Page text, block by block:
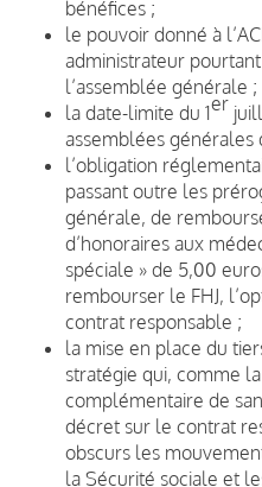
bénéfices ;
le pouvoir donné à
administrateur
l’assemblée générale ;
la date-limite du 1er
assemblées générales
l’obligation
passant outre les
générale, de
d’honoraires aux
spéciale » de 5,00
rembourser le FHJ,
contrat responsable ;
la mise en place du
stratégie qui, comme
complémentaire de
décret sur le contrat
obscurs les
la Sécurité sociale et